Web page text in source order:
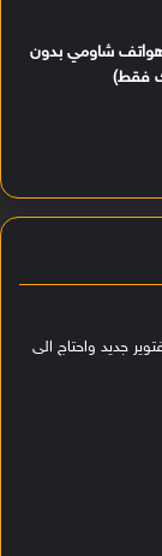
هواتف شاومي بدون
فقط)
جديد واحتاج الى